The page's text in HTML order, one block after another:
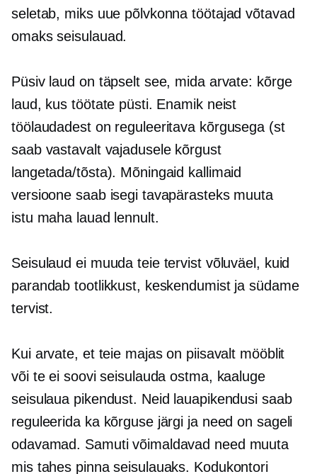
seletab, miks uue põlvkonna töötajad võtavad
omaks seisulauad.
Püsiv laud on täpselt see, mida arvate: kõrge
laud, kus töötate püsti. Enamik neist
töölaudadest on reguleeritava kõrgusega (st
saab vastavalt vajadusele kõrgust
langetada/tõsta). Mõningaid kallimaid
versioone saab isegi tavapärasteks muuta
istu maha lauad lennult.
Seisulaud ei muuda teie tervist võluväel, kuid
parandab tootlikkust, keskendumist ja südame
tervist.
Kui arvate, et teie majas on piisavalt mööblit
või te ei soovi seisulauda ostma, kaaluge
seisulaua pikendust. Neid lauapikendusi saab
reguleerida ka kõrguse järgi ja need on sageli
odavamad. Samuti võimaldavad need muuta
mis tahes pinna seisulauaks. Kodukontori